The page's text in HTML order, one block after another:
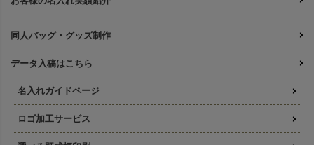
同人バッグ・グッズ制作
データ入稿はこちら
名入れガイドページ
ロゴ加工サービス